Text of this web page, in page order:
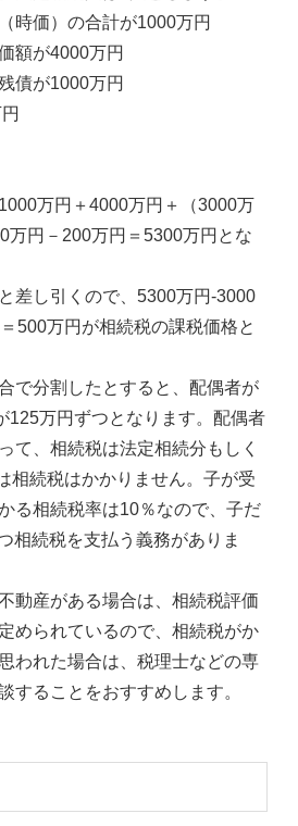
時価）の合計が1000万円
額が4000万円
債が1000万円
万円＋4000万円＋（3000万
万円－200万円＝5300万円とな
差し引くので、5300万円-3000
500万円が相続税の課税価格と
で分割したとすると、配偶者が
125万円ずつとなります。配偶者
て、相続税は法定相続分もしく
相続税はかかりません。子が受
る相続税率は10％なので、子だ
相続税を支払う義務がありま
動産がある場合は、相続税評価
められているので、相続税がか
われた場合は、税理士などの専
することをおすすめします。